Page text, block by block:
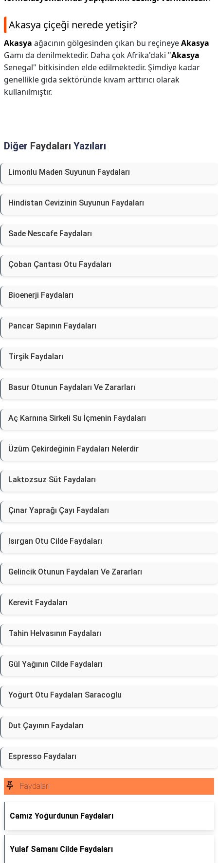
Akasya çiçeği nerede yetişir?
Akasya ağacının gölgesinden çıkan bu reçineyeAkasya
Gamı da denilmektedir. Daha çok Afrika'daki "Akasya
Senegal" bitkisinden elde edilmektedir. Şimdiye kadar
genellikle gıda sektöründe kıvam arttırıcı olarak
kullanılmıştır.
Diğer Faydaları Yazıları
Limonlu Maden Suyunun Faydaları
Hindistan Cevizinin Suyunun Faydaları
Sade Nescafe Faydaları
Çoban Çantası Otu Faydaları
Bioenerji Faydaları
Pancar Sapının Faydaları
Tirşik Faydaları
Basur Otunun Faydaları Ve Zararları
Aç Karnına Sirkeli Su İçmenin Faydaları
Üzüm Çekirdeğinin Faydaları Nelerdir
Laktozsuz Süt Faydaları
Çınar Yaprağı Çayı Faydaları
Isırgan Otu Cilde Faydaları
Gelincik Otunun Faydaları Ve Zararları
Kerevit Faydaları
Tahin Helvasının Faydaları
Gül Yağının Cilde Faydaları
Yoğurt Otu Faydaları Saracoglu
Dut Çayının Faydaları
Espresso Faydaları
Faydaları
Camız Yoğurdunun Faydaları
Yulaf Samanı Cilde Faydaları